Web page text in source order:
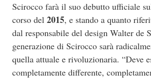
Scirocco farà il suo debutto ufficiale
corso del 2015, e stando a quanto
dal responsabile del design Walter de
generazione di Scirocco sarà
quella attuale e rivoluzionaria. “Deve
completamente differente,